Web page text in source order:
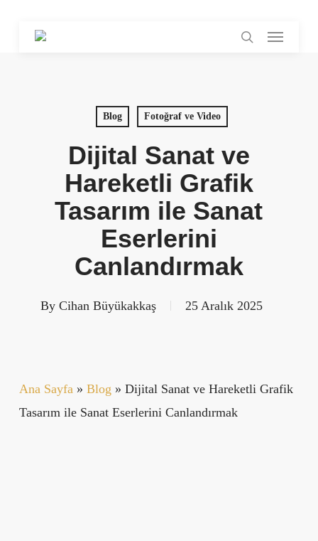
Menu
Blog Fotoğraf ve Video
Dijital Sanat ve
Hareketli Grafik
Tasarım ile Sanat
Eserlerini
Canlandırmak
By Cihan Büyükakkaş 25 Aralık 2025
Ana Sayfa» Blog » Dijital Sanat ve Hareketli Grafik
Tasarım ile Sanat Eserlerini Canlandırmak